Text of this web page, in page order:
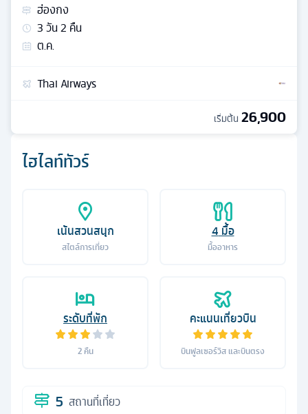
ไฮไลท์ทัวร์
เน้นสวนสนุก
สไตล์การเที่ยว
4 มื้อ
มื้ออาหาร
ระดับที่พัก
2คืน
คะแนนเที่ยวบิน
บินฟูลเซอร์วิส และบินตรง
5 สถานที่เที่ยว
ฮ่องกง
3วัน2 คืน
ต.ค.
Thai Airways
เริ่มต้น 26,900